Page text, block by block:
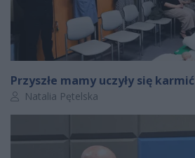
Przyszłe mamy uczyły się karmić
Autor artykułu:
Natalia Pętelska